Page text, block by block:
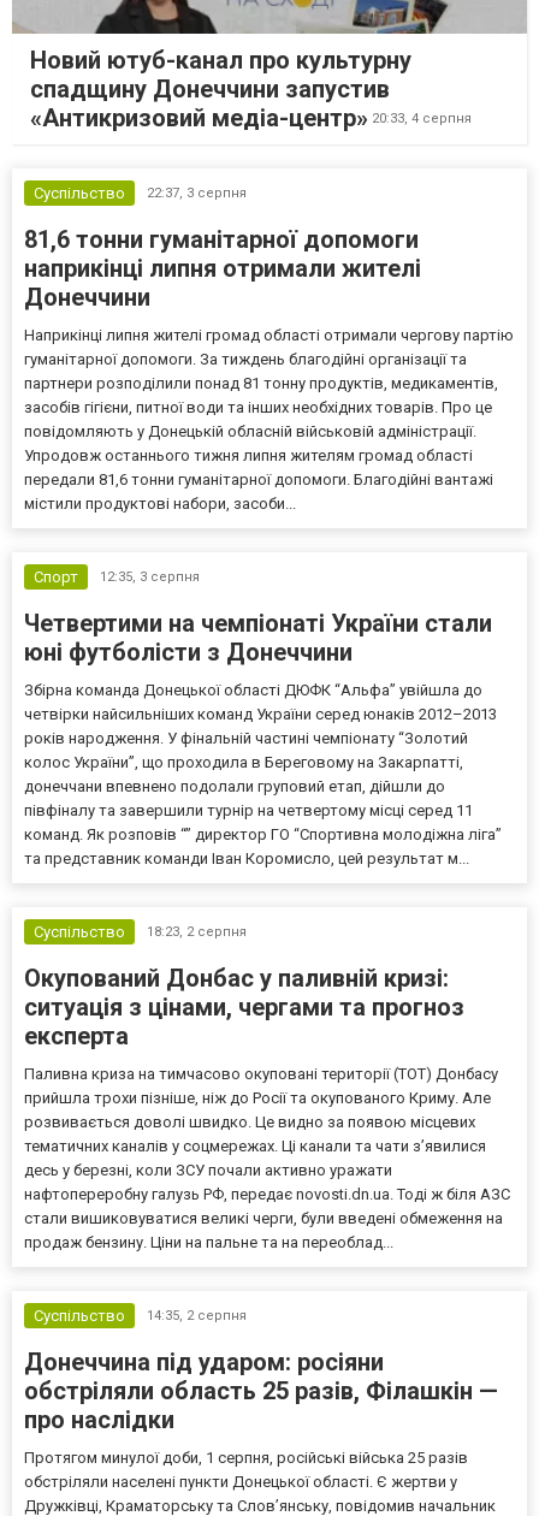
Новий ютуб-канал про культурну
спадщину Донеччини запустив
«Антикризовий медіа-центр» 20:33, 4 серпня
Суспільство 22:37, 3 серпня
81,6 тонни гуманітарної допомоги
наприкінці липня отримали жителі
Донеччини
Наприкінці липня жителі громад області отримали чергову партію
гуманітарної допомоги. За тиждень благодійні організації та
партнери розподілили понад 81 тонну продуктів, медикаментів,
засобів гігієни, питної води та інших необхідних товарів. Про це
повідомляють у Донецькій обласній військовій адміністрації.
Упродовж останнього тижня липня жителям громад області
передали 81,6 тонни гуманітарної допомоги. Благодійні вантажі
містили продуктові набори, засоби...
Спорт 12:35, 3 серпня
Четвертими на чемпіонаті України стали
юні футболісти з Донеччини
Збірна команда Донецької області ДЮФК “Альфа” увійшла до
четвірки найсильніших команд України серед юнаків 2012–2013
років народження. У фінальній частині чемпіонату “Золотий
колос України”, що проходила в Береговому на Закарпатті,
донеччани впевнено подолали груповий етап, дійшли до
півфіналу та завершили турнір на четвертому місці серед 11
команд. Як розповів “” директор ГО “Спортивна молодіжна ліга”
та представник команди Іван Коромисло, цей результат м...
Суспільство 18:23, 2 серпня
Окупований Донбас у паливній кризі:
ситуація з цінами, чергами та прогноз
експерта
Паливна криза на тимчасово окуповані території (ТОТ) Донбасу
прийшла трохи пізніше, ніж до Росії та окупованого Криму. Але
розвивається доволі швидко. Це видно за появою місцевих
тематичних каналів у соцмережах. Ці канали та чати з’явилися
десь у березні, коли ЗСУ почали активно уражати
нафтопереробну галузь РФ, передає novosti.dn.ua. Тоді ж біля АЗС
стали вишиковуватися великі черги, були введені обмеження на
продаж бензину. Ціни на пальне та на переоблад...
Суспільство 14:35, 2 серпня
Донеччина під ударом: росіяни
обстріляли область 25 разів, Філашкін —
про наслідки
Протягом минулої доби, 1 серпня, російські війська 25 разів
обстріляли населені пункти Донецької області. Є жертви у
Дружківці, Краматорську та Слов’янську, повідомив начальник